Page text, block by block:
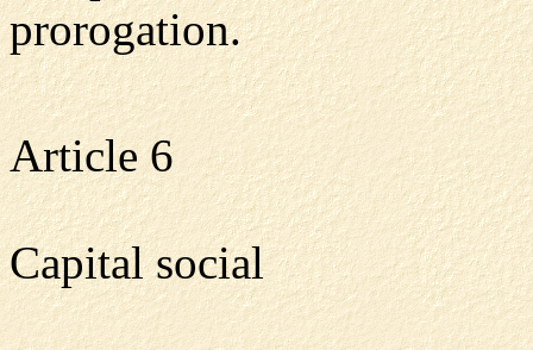
prorogation.
Article 6
Capital social